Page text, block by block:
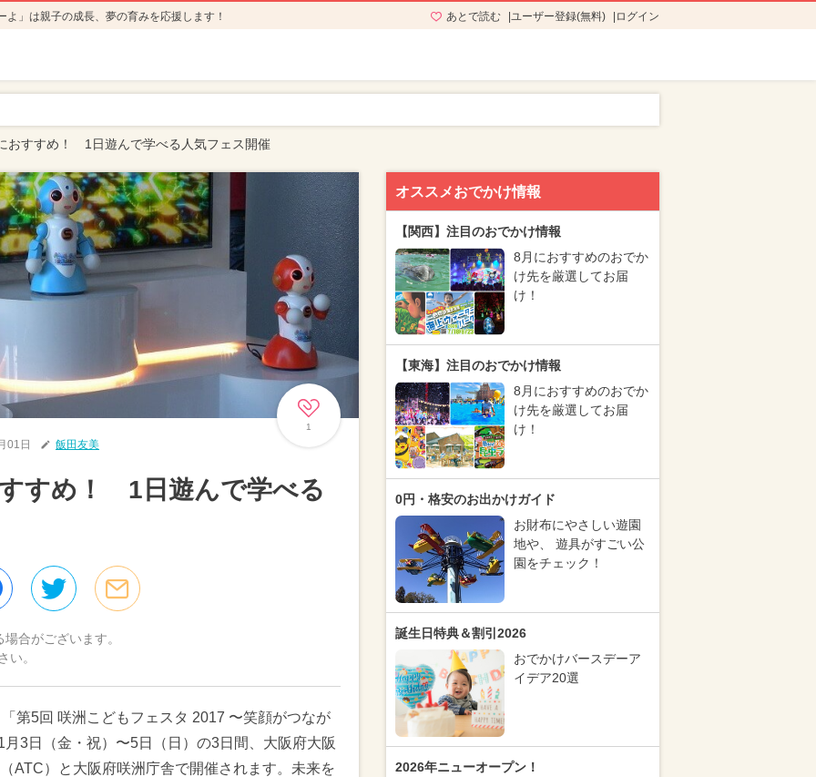
」は親子の成長、夢の育みを応援します！ あとで読む ユーザー登録(無料) ログイン
おすすめ！ 1日遊んで学べる人気フェス開催
1
01日 飯田友美
すめ！ 1日遊んで学べる
合がございます。
い。
第5回 咲洲こどもフェスタ 2017 〜笑顔がつなが
3日（金・祝）〜5日（日）の3日間、大阪府大阪
ATC）と大阪府咲洲庁舎で開催されます。未来を
オススメおでかけ情報
【関西】注目のおでかけ情報
8月におすすめのおでか
け先を厳選してお届
け！
【東海】注目のおでかけ情報
8月におすすめのおでか
け先を厳選してお届
け！
0円・格安のお出かけガイド
お財布にやさしい遊園
地や、 遊具がすごい公
園をチェック！
誕生日特典＆割引2026
おでかけバースデーア
イデア20選
2026年ニューオープン！